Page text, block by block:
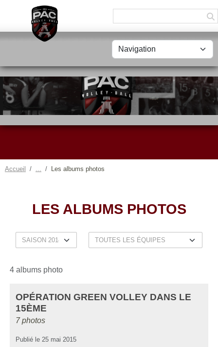
Accueil Les albums photos
LES ALBUMS PHOTOS
4 albums photo
OPÉRATION GREEN VOLLEY DANS LE
15ÈME
7 photos
Publié le 25 mai 2015
Panneau de gestion des cookies